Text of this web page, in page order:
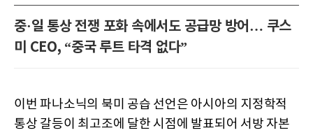
중·일 통상 전쟁 포화 속에서도 공급망 방어… 쿠스
미 CEO, “중국 루트 타격 없다”
이번 파나소닉의 북미 공습 선언은 아시아의 지정학적
통상 갈등이 최고조에 달한 시점에 발표되어 서방 자본